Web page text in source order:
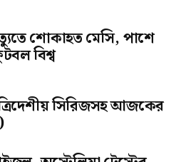
শোকাহত মেসি, পাশে
বিশ্ব
সিরিজসহ আজকের